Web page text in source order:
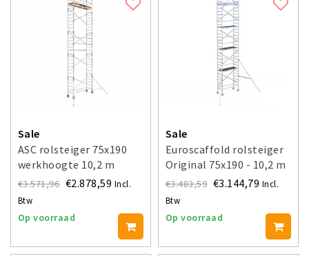
Sale
ASC rolsteiger 75x190
werkhoogte 10,2 m
€3.571,96 €2.878,59 Incl.
Btw
Op voorraad
Sale
Euroscaffold rolsteiger
Original 75x190 - 10,2 m
werkhoogte
€3.483,59 €3.144,79 Incl.
Btw
Op voorraad